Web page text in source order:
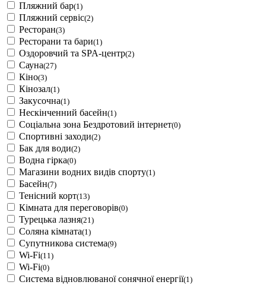
Пляжний бар(1)
Пляжний сервіс(2)
Ресторан(3)
Ресторани та бари(1)
Оздоровчий та SPA-центр(2)
Сауна(27)
Кіно(3)
Кінозал(1)
Закусочна(1)
Нескінченний басейн(1)
Соціальна зона Бездротовий інтернет(0)
Спортивні заходи(2)
Бак для води(2)
Водна гірка(0)
Магазини водних видів спорту(1)
Басейн(7)
Тенісний корт(13)
Кімната для переговорів(0)
Турецька лазня(21)
Соляна кімната(1)
Супутникова система(9)
Wi-Fi(11)
Wi-Fi(0)
Система відновлюваної сонячної енергії(1)